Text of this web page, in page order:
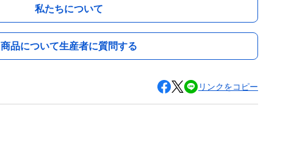
私たちについて
商品について生産者に質問する
リンクをコピー